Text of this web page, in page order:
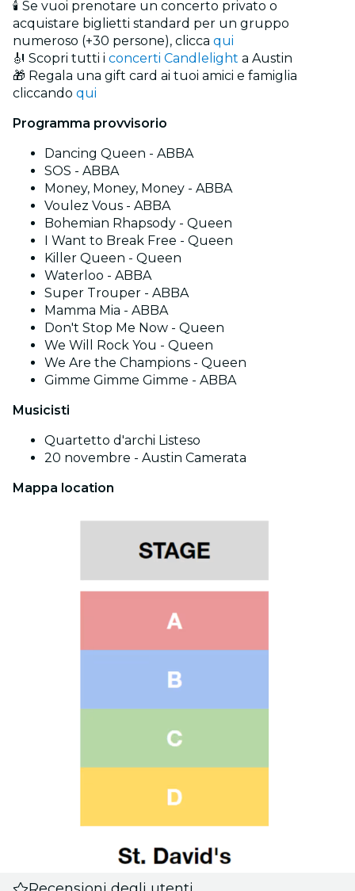
🕯️ Se vuoi prenotare un concerto privato o
acquistare biglietti standard per un gruppo
numeroso (+30 persone), clicca qui
🎻 Scopri tutti i concerti Candlelight a Austin
🎁 Regala una gift card ai tuoi amici e famiglia
cliccando qui
Programma provvisorio
Dancing Queen - ABBA
SOS - ABBA
Money, Money, Money - ABBA
Voulez Vous - ABBA
Bohemian Rhapsody - Queen
I Want to Break Free - Queen
Killer Queen - Queen
Waterloo - ABBA
Super Trouper - ABBA
Mamma Mia - ABBA
Don't Stop Me Now - Queen
We Will Rock You - Queen
We Are the Champions - Queen
Gimme Gimme Gimme - ABBA
Musicisti
Quartetto d'archi Listeso
20 novembre - Austin Camerata
Mappa location